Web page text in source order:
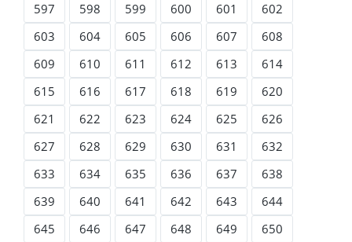
597
598 599 600 601
602
603
604 605 606 607
608
609
610 611 612 613
614
615
616 617 618 619
620
621
622 623 624 625
626
627
628 629 630 631
632
633
634 635 636 637
638
639
640 641 642 643
644
645
646 647 648 649
650